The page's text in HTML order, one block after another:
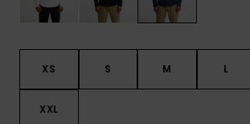
XS S M L
XXL